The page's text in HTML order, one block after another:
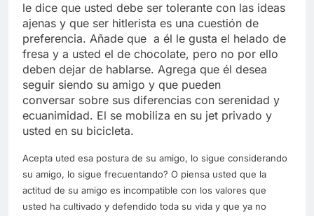
le dice que usted debe ser tolerante con las ideas
ajenas y que ser hitlerista es una cuestión de
preferencia. Añade que a él le gusta el helado de
fresa y a usted el de chocolate, pero no por ello
deben dejar de hablarse. Agrega que él desea
seguir siendo su amigo y que pueden
conversar sobre sus diferencias con serenidad y
ecuanimidad. El se mobiliza en su jet privado y
usted en su bicicleta.
Acepta uted esa postura de su amigo, lo sigue considerando
su amigo, lo sigue frecuentando? O piensa usted que la
actitud de su amigo es incompatible con los valores que
usted ha cultivado y defendido toda su vida y que ya no